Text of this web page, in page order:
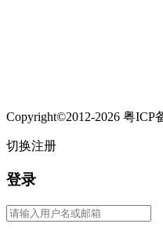
Copyright©2012-2026 粤ICP
切换注册
登录